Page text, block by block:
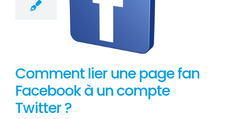
Comment lier une page fan
Facebook à un compte
Twitter ?